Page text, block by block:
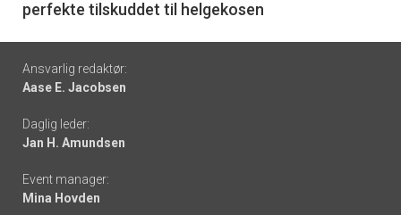
perfekte tilskuddet til helgekosen
Footer
-
links
Ansvarlig redaktør:
Aase E. Jacobsen
Daglig leder:
Jan H. Amundsen
Event manager:
Mina Hovden